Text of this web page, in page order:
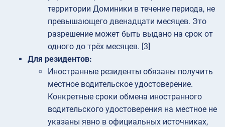
территории Доминики в течение периода, не
превышающего двенадцати месяцев. Это
разрешение может быть выдано на срок от
одного до трёх месяцев. [3]
Для резидентов:
Иностранные резиденты обязаны получить
местное водительское удостоверение.
Конкретные сроки обмена иностранного
водительского удостоверения на местное не
указаны явно в официальных источниках,